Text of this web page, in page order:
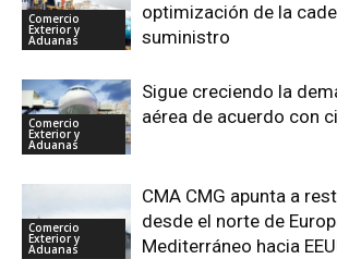
Comercio
Exterior y
Aduanas
optimización de la
suministro
Comercio
Exterior y
Aduanas
Sigue creciendo la
aérea de acuerdo con
Comercio
Exterior y
Aduanas
CMA CMG apunta a
desde el norte de
Mediterráneo hacia